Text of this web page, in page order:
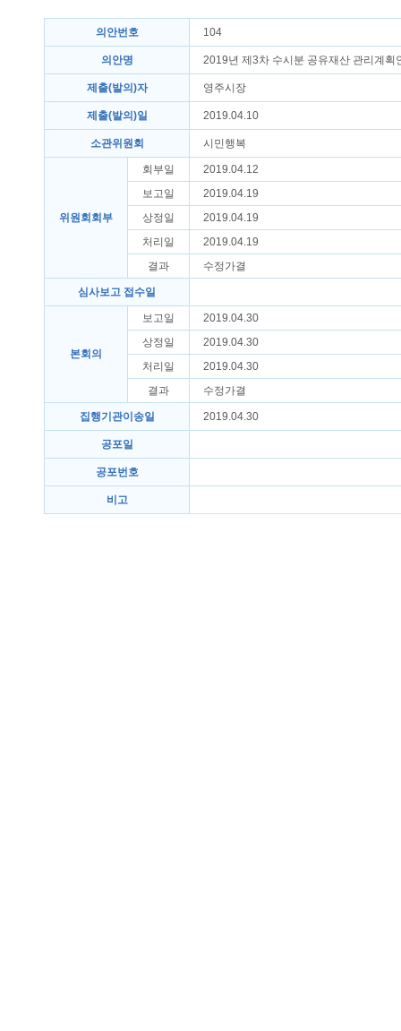
의안번호 104
의안명 2019년 제3차 수시분 공유재산 관리계획
제출(발의)자 영주시장
제출(발의)일 2019.04.10
소관위원회 시민행복
위원회회부
회부일
2019.04.12
보고일
2019.04.19
상정일
2019.04.19
처리일
2019.04.19
결과
수정가결
심사보고 접수일
본회의
보고일
2019.04.30
상정일
2019.04.30
처리일
2019.04.30
결과
수정가결
집행기관이송일 2019.04.30
공포일
공포번호
비고